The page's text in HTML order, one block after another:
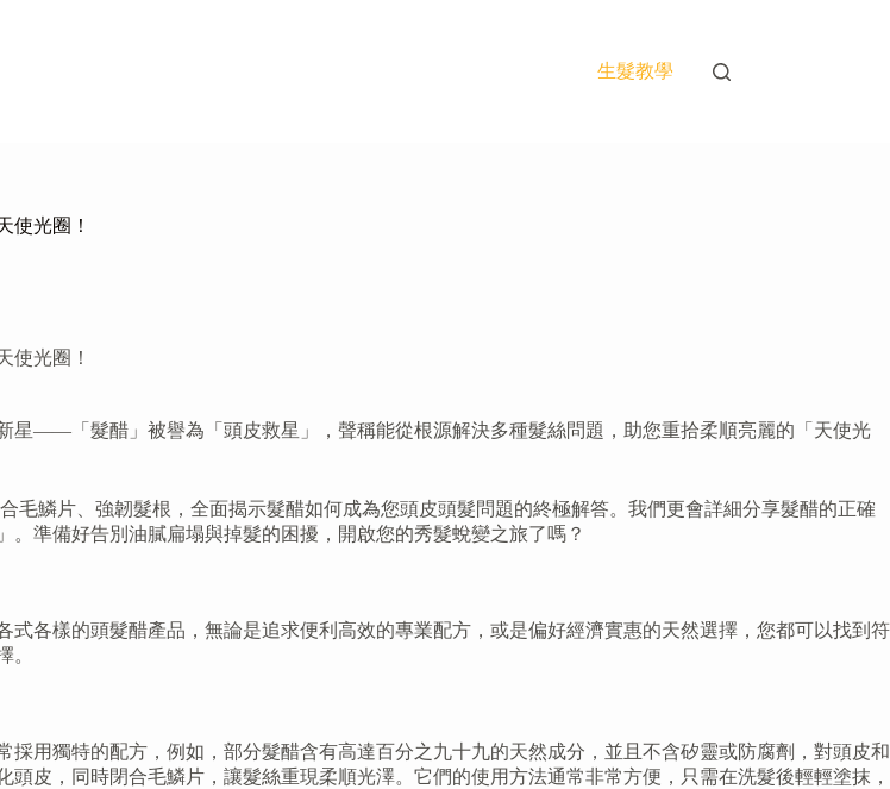
生髮教學
使光圈！
使光圈！
星——「髮醋」被譽為「頭皮救星」，聲稱能從根源解決多種髮絲問題，助您重拾柔順亮麗的「天使光
鱗片、強韌髮根，全面揭示髮醋如何成為您頭皮頭髮問題的終極解答。我們更會詳細分享髮醋的正確
準備好告別油膩扁塌與掉髮的困擾，開啟您的秀髮蛻變之旅了嗎？
各樣的頭髮醋產品，無論是追求便利高效的專業配方，或是偏好經濟實惠的天然選擇，您都可以找到符
。
用獨特的配方，例如，部分髮醋含有高達百分之九十九的天然成分，並且不含矽靈或防腐劑，對頭皮和
皮，同時閉合毛鱗片，讓髮絲重現柔順光澤。它們的使用方法通常非常方便，只需在洗髮後輕輕塗抹，